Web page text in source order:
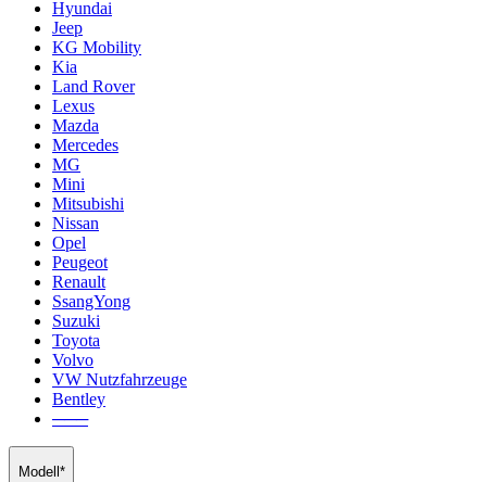
Hyundai
Jeep
KG Mobility
Kia
Land Rover
Lexus
Mazda
Mercedes
MG
Mini
Mitsubishi
Nissan
Opel
Peugeot
Renault
SsangYong
Suzuki
Toyota
Volvo
VW Nutzfahrzeuge
Bentley
───
Modell*